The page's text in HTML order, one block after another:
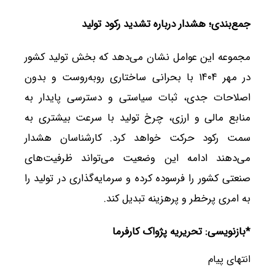
جمع‌بندی؛ هشدار درباره تشدید رکود تولید
مجموعه این عوامل نشان می‌دهد که بخش تولید کشور
در مهر ۱۴۰۴ با بحرانی ساختاری روبه‌روست و بدون
اصلاحات جدی، ثبات سیاستی و دسترسی پایدار به
منابع مالی و ارزی، چرخ تولید با سرعت بیشتری به
سمت رکود حرکت خواهد کرد. کارشناسان هشدار
می‌دهند ادامه این وضعیت می‌تواند ظرفیت‌های
صنعتی کشور را فرسوده کرده و سرمایه‌گذاری در تولید را
به امری پرخطر و پرهزینه تبدیل کند.
*بازنویسی: تحریریه پژواک کارفرما
انتهای پیام